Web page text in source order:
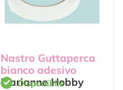
Nastro Guttaperca
bianco adesivo
Marianne Hobby
Disponibile